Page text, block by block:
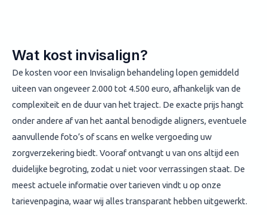
Wat kost invisalign?
De kosten voor een Invisalign behandeling lopen gemiddeld
uiteen van ongeveer 2.000 tot 4.500 euro, afhankelijk van de
complexiteit en de duur van het traject. De exacte prijs hangt
onder andere af van het aantal benodigde aligners, eventuele
aanvullende foto’s of scans en welke vergoeding uw
zorgverzekering biedt. Vooraf ontvangt u van ons altijd een
duidelijke begroting, zodat u niet voor verrassingen staat. De
meest actuele informatie over tarieven vindt u op onze
tarievenpagina, waar wij alles transparant hebben uitgewerkt.